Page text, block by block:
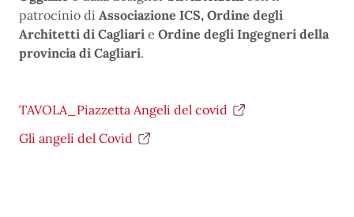
patrocinio di Associazione ICS, Ordine degli
Architetti di Cagliari e Ordine degli Ingegneri della
provincia di Cagliari.
TAVOLA_Piazzetta Angeli del covid
Gli angeli del Covid